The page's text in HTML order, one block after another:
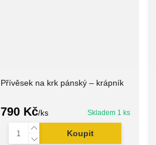
Přívěsek na krk pánský – krápník
790 Kč/ks Skladem 1 ks
Koupit